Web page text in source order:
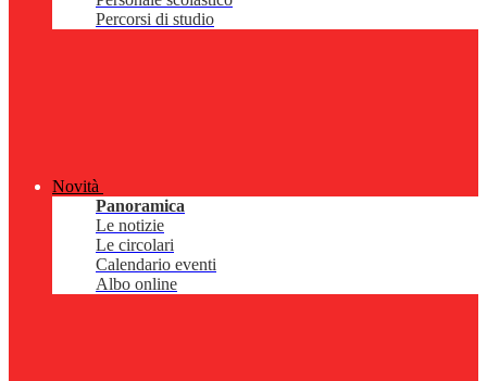
Percorsi di studio
Novità
Panoramica
Le notizie
Le circolari
Calendario eventi
Albo online